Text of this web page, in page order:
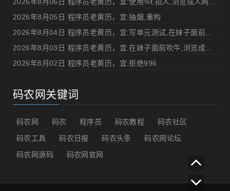
2026年8月05日 程序员老黄历，宜:抽烟,重构
2026年8月02日 程序员老黄历，宜:拒绝996
码农网关键词
码农网 码农 程序员 码农教程
码农社区
码农工具
码农日报 码农头条
码农网论坛
码农网源码
码农网官网